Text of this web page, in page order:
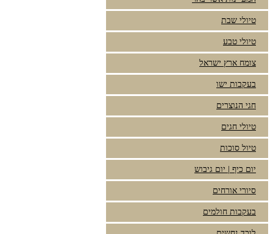
טיולי שבת
טיולי טבע
צומח ארץ ישראל
בעקבות ישו
חגי הנוצרים
טיולי חגים
טיול סוכות
יום כיף | יום גיבוש
סיורי אורחים
בעקבות חולמים